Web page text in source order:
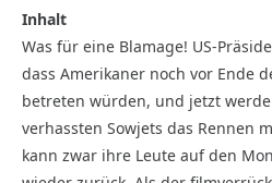
Inhalt
Was für eine Blamage! US-
dass Amerikaner noch vor Ende
betreten würden, und jetzt
verhassten Sowjets das Rennen
kann zwar ihre Leute auf den